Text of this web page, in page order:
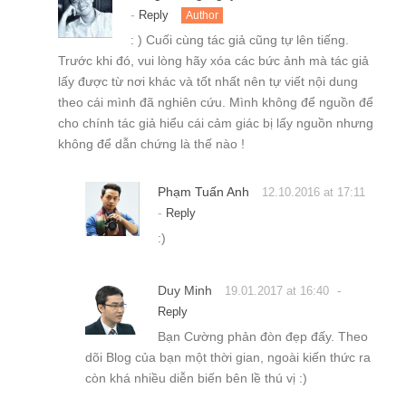
cho chính tác giả hiểu cái cảm giác bị lấy nguồn nhưng
không để dẫn chứng là thế nào !
Phạm Tuấn Anh 12.10.2016 at 17:11
- Reply
:)
Reply
dõi Blog của bạn một thời gian, ngoài kiến thức ra
Hung Cuong Nguyễn
21.01.2017 at 17:30 - Reply
Author
Thanks anh!